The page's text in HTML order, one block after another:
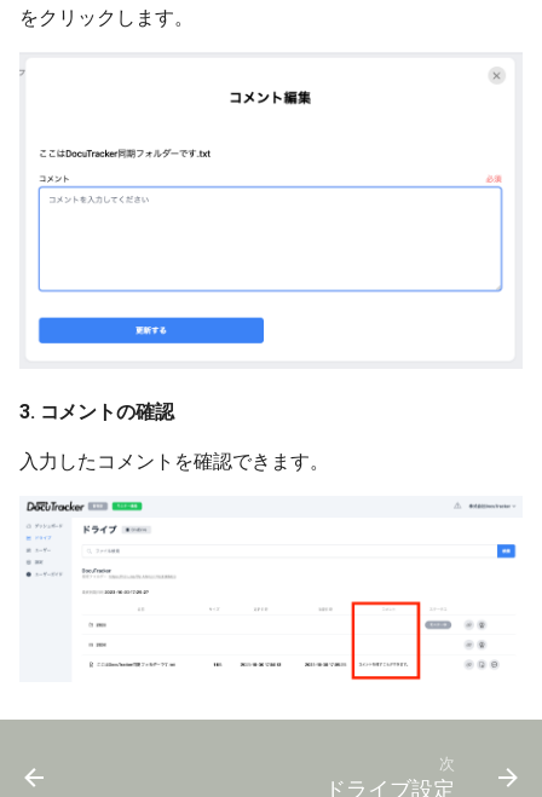
をクリックします。
3. コメントの確認
入力したコメントを確認できます。
次
ドライブ設定